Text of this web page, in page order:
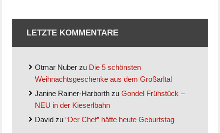
LETZTE KOMMENTARE
Otmar Nuber zu Die 5 schönsten
Weihnachtsgeschenke aus dem Großarltal
Janine Rainer-Harborth zuGondel Frühstück –
NEU in der Kieserlbahn
David zu“Der Chef” hätte heute Geburtstag